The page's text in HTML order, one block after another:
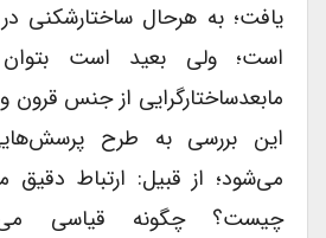
یافت؛ به هرحال ساختارشکنی
است؛ ولی بعید است بتوان
مابعدساختارگرایی از جنس قرون
این بررسی به طرح
می‌شود؛ از قبیل: ارتباط دقیق
چیست؟ چگونه قیاسی